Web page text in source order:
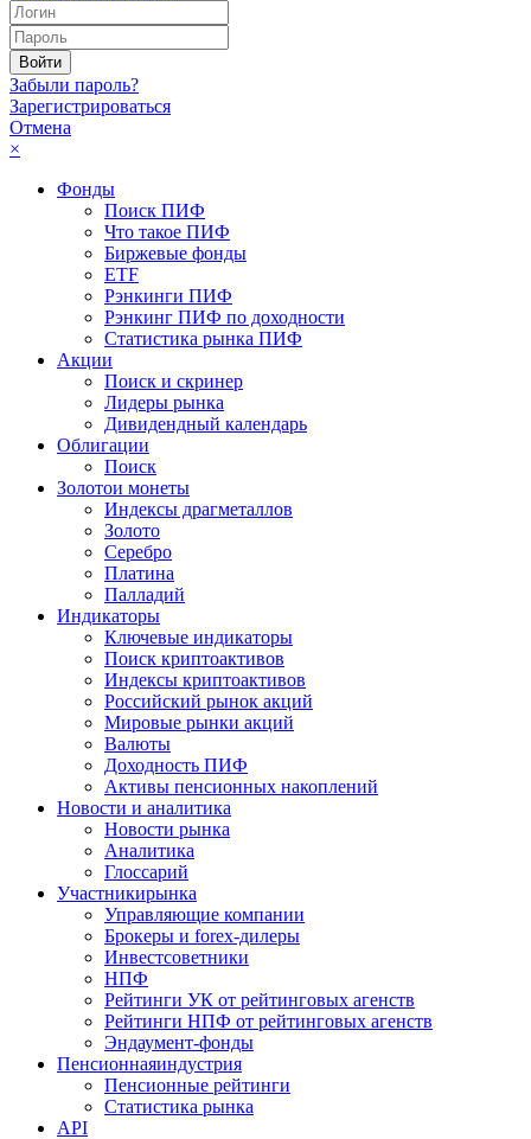
Забыли пароль?
Зарегистрироваться
Отмена
×
Фонды
Поиск ПИФ
Что такое ПИФ
Биржевые фонды
ETF
Рэнкинги ПИФ
Рэнкинг ПИФ по доходности
Статистика рынка ПИФ
Акции
Поиск и скринер
Лидеры рынка
Дивидендный календарь
Облигации
Поиск
Золотои монеты
Индексы драгметаллов
Золото
Серебро
Платина
Палладий
Индикаторы
Ключевые индикаторы
Поиск криптоактивов
Индексы криптоактивов
Российский рынок акций
Мировые рынки акций
Валюты
Доходность ПИФ
Активы пенсионных накоплений
Новости и аналитика
Новости рынка
Аналитика
Глоссарий
Участникирынка
Управляющие компании
Брокеры и forex-дилеры
Инвестсоветники
НПФ
Рейтинги УК от рейтинговых агенств
Рейтинги НПФ от рейтинговых агенств
Эндаумент-фонды
Пенсионнаяиндустрия
Пенсионные рейтинги
Статистика рынка
API